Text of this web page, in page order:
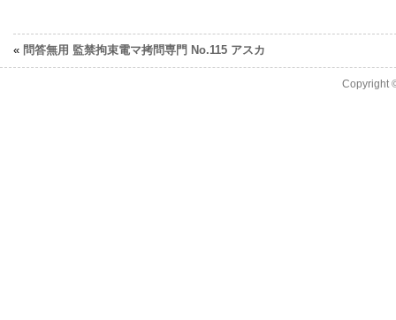
« 問答無用 監禁拘束電マ拷問専門 No.115 アスカ
Copyright